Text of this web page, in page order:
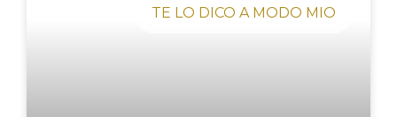
TE LO DICO A MODO MIO